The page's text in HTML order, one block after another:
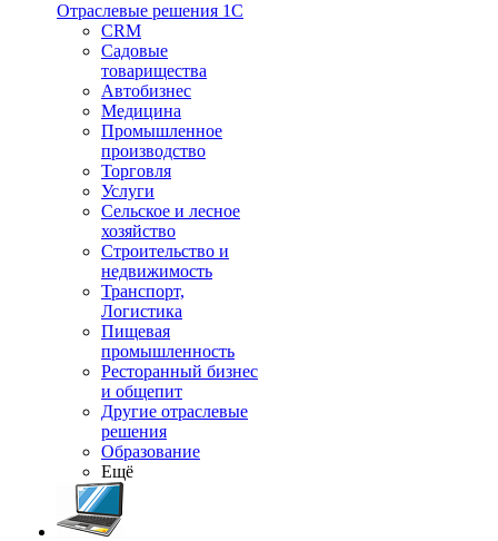
Отраслевые решения 1С
CRM
Садовые
товарищества
Автобизнес
Медицина
Промышленное
производство
Торговля
Услуги
Сельское и лесное
хозяйство
Строительство и
недвижимость
Транспорт,
Логистика
Пищевая
промышленность
Ресторанный бизнес
и общепит
Другие отраслевые
решения
Образование
Ещё